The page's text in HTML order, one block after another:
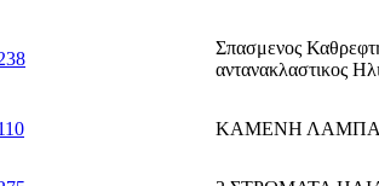
Σπασμενος
αντανακλαστικος
ΚΑΜΕΝΗ ΛΑΜΠΑ